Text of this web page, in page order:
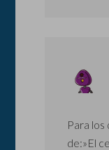
Para
de:»El